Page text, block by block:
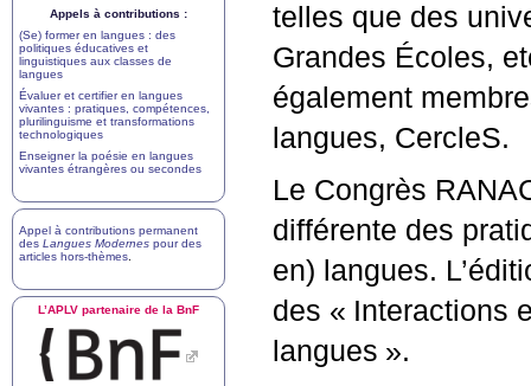
telles que des
Grandes Écoles,
également
langues, CercleS.
Le Congrès
différente des
en) langues.
des « Interactions
langues ».
Appels à contributions :
(Se) former en langues : des
politiques éducatives et
linguistiques aux classes de
langues
Évaluer et certifier en langues
vivantes : pratiques, compétences,
plurilinguisme et transformations
technologiques
Enseigner la poésie en langues
vivantes étrangères ou secondes
Appel à contributions permanent
des Langues Modernes pour des
articles hors-thèmes
L’APLV partenaire de la BnF